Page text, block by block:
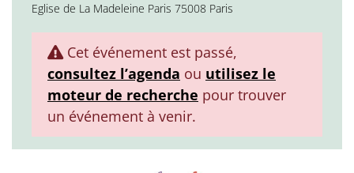
Eglise de La Madeleine Paris 75008 Paris
Cet événement est passé,
consultez l’agenda ou utilisez le
moteur de recherche pour trouver
un événement à venir.